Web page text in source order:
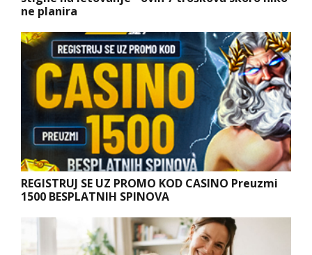
ne planira
REGISTRUJ SE UZ PROMO KOD CASINO Preuzmi
1500 BESPLATNIH SPINOVA